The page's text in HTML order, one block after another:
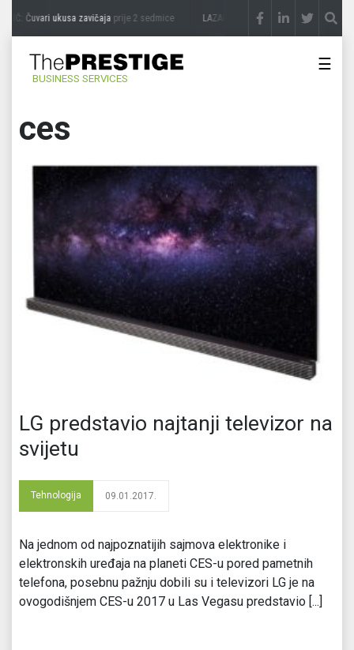
Čuvari ukusa zavičajaprije 2 sedmice LAZAR ĐURIĆ: Promocija potencijal
BUSINESS SERVICES
☰
ces
LG predstavio najtanji televizor na
svijetu
Tehnologija 09.01.2017.
Na jednom od najpoznatijih sajmova elektronike i
elektronskih uređaja na planeti CES-u pored pametnih
telefona, posebnu pažnju dobili su i televizori LG je na
ovogodišnjem CES-u 2017 u Las Vegasu predstavio [...]